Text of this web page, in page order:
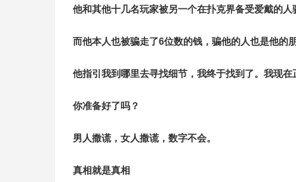
他和其他十几名玩家被另一个在扑克界备受爱戴的人
而他本人也被骗走了6位数的钱，骗他的人也是他的
他指引我到哪里去寻找细节，我终于找到了。我现在
你准备好了吗？
男人撒谎，女人撒谎，数字不会。
真相就是真相